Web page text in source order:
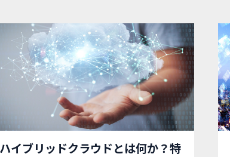
ハイブリッドクラウドとは何か？特